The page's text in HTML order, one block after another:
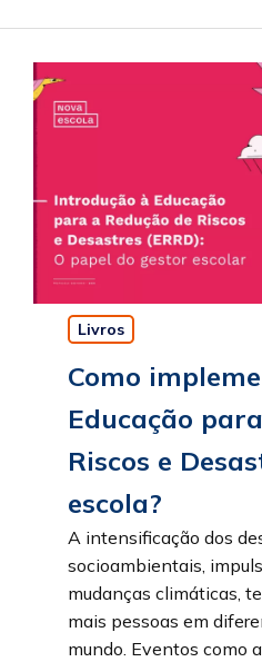
Livros
Como
Educação
Riscos e
escola?
A intensificação dos
socioambientais,
mudanças climáticas,
mais pessoas em
mundo. Eventos como